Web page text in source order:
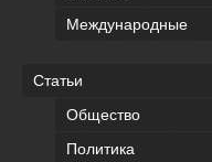
Международные
Статьи
Общество
Политика